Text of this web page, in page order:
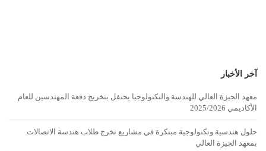
آخر الأخبار
معهد الجيزة العالي للهندسة والتكنولوجيا يحتفل بتخريج دفعة المهندسين للعام
الأكاديمي 2025/2026
حلول هندسية وتكنولوجية مبتكرة في مشاريع تخرج طلاب هندسة الاتصالات
بمعهد الجيزة العالي